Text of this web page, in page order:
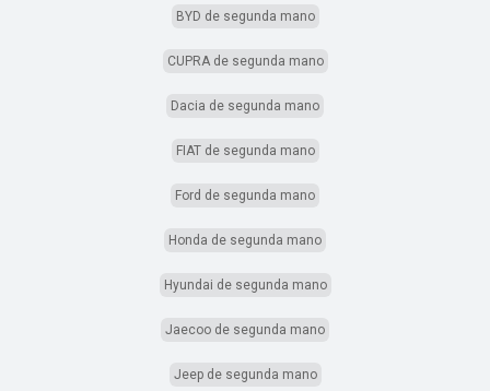
BYD de segunda mano
CUPRA de segunda mano
Dacia de segunda mano
FIAT de segunda mano
Ford de segunda mano
Honda de segunda mano
Hyundai de segunda mano
Jaecoo de segunda mano
Jeep de segunda mano